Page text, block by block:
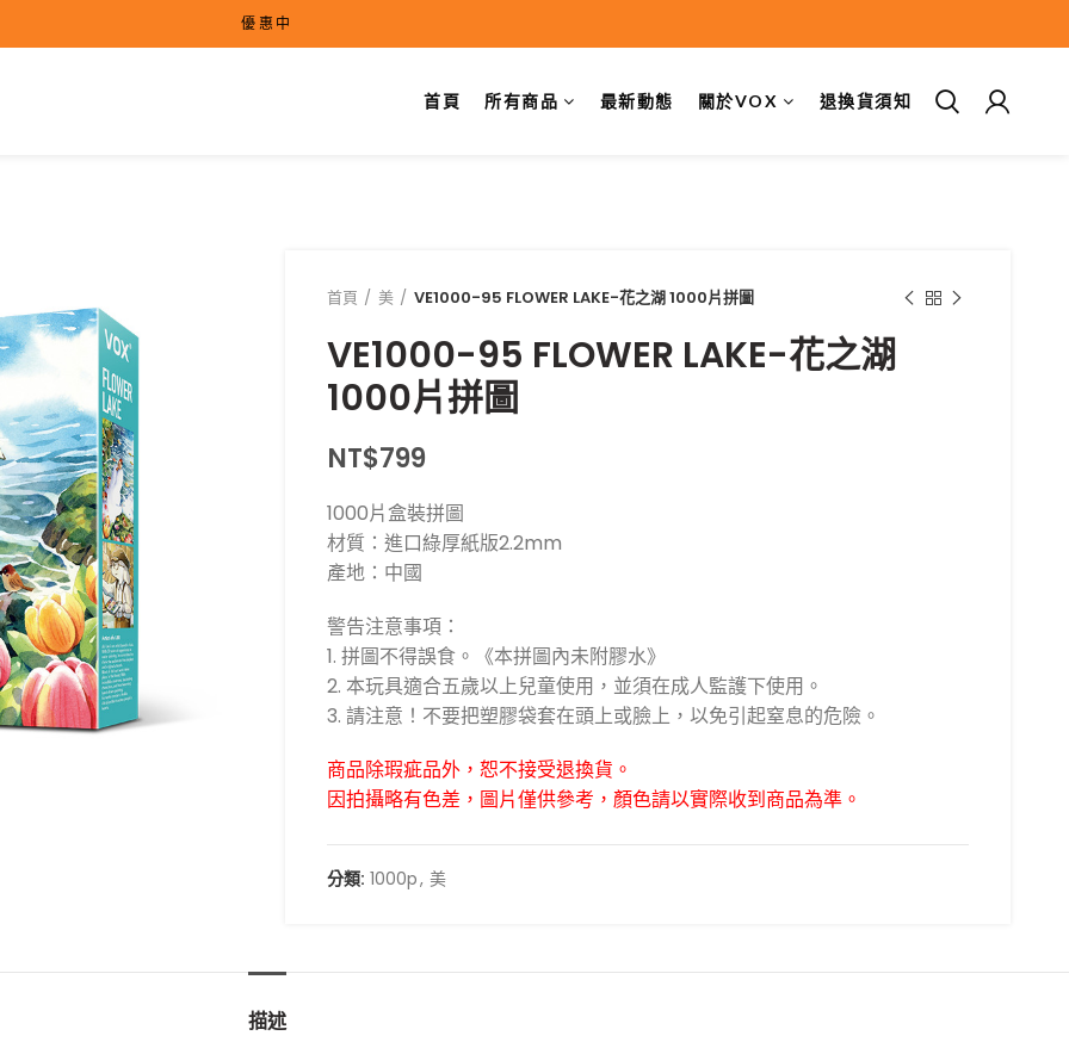
優惠中
首頁 所有商品 最新動態 關於VOX 退換貨須知
首頁 美 VE1000-95 FLOWER LAKE-花之湖 1000片拼圖
VE1000-95 FLOWER LAKE-花之湖
1000片拼圖
NT$799
1000片盒裝拼圖
材質：進口綠厚紙版2.2mm
產地：中國
警告注意事項：
1. 拼圖不得誤食。《本拼圖內未附膠水》
2. 本玩具適合五歲以上兒童使用，並須在成人監護下使用。
3. 請注意！不要把塑膠袋套在頭上或臉上，以免引起窒息的危險。
商品除瑕疵品外，恕不接受退換貨。
因拍攝略有色差，圖片僅供參考，顏色請以實際收到商品為準。
分類: 1000p, 美
描述